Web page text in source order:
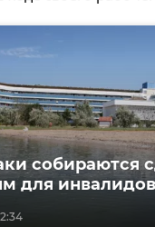
собираются
для инвалидов